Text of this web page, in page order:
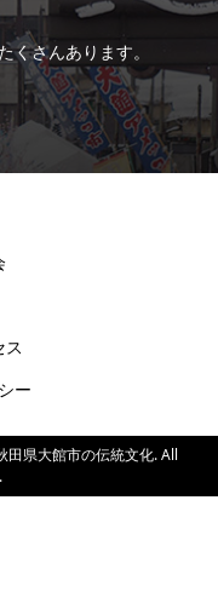
くさんあります。
ス
ー
田県大館市の伝統文化. All